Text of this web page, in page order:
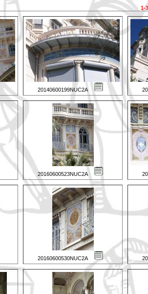
1-
20140600199NUC2A
20160600523NUC2A
20160600530NUC2A